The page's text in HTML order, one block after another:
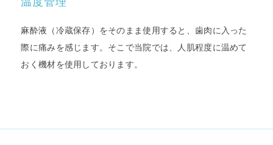
麻酔液（冷蔵保存）をそのまま使用すると、歯肉に入った
際に痛みを感じます。そこで当院では、人肌程度に温めて
おく機材を使用しております。